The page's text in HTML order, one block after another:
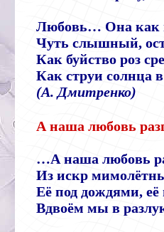
Любовь… Она как
Чуть слышный,
Как буйство роз
Как струи солнца
(А. Дмитренко)
А наша любовь
…А наша любовь
Из искр
Её под дождями, её
Вдвоём мы в